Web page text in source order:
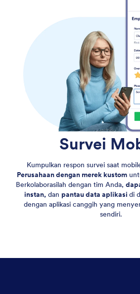
Survei
Kumpulkan respon survei saat
Perusahaan dengan merek kustom
Berkolaborasilah dengan tim Anda,
instan,dan pantau data aplikasi di
dengan aplikasi canggih yang
sendiri.